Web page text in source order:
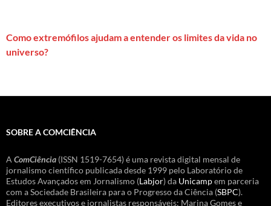
Como extremófilos ajudam a entender os limites da vida no
universo?
SOBRE A COMCIÊNCIA
A ComCiência (ISSN 1519-7654) é uma revista digital mensal de
jornalismo científico publicada desde 1999 pelo Laboratório de
Estudos Avançados em Jornalismo (Labjor) da Unicampem parceria
com a Sociedade Brasileira para o Progresso da Ciência (SBPC).
Editores executivos e jornalistas responsáveis: Marina Gomes e